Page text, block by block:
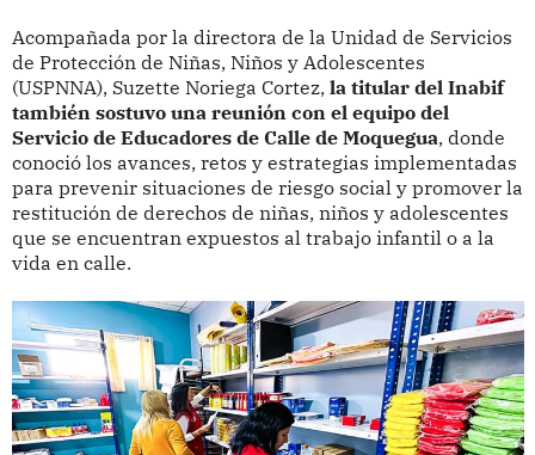
Acompañada por la directora de la Unidad de Servicios
de Protección de Niñas, Niños y Adolescentes
(USPNNA), Suzette Noriega Cortez, la titular del Inabif
también sostuvo una reunión con el equipo del
Servicio de Educadores de Calle de Moquegua, donde
conoció los avances, retos y estrategias implementadas
para prevenir situaciones de riesgo social y promover la
restitución de derechos de niñas, niños y adolescentes
que se encuentran expuestos al trabajo infantil o a la
vida en calle.